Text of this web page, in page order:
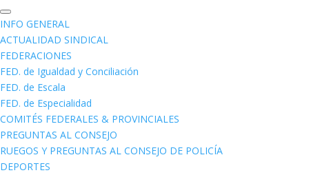
INFO GENERAL
ACTUALIDAD SINDICAL
FEDERACIONES
FED. de Igualdad y Conciliación
FED. de Escala
FED. de Especialidad
COMITÉS FEDERALES & PROVINCIALES
PREGUNTAS AL CONSEJO
RUEGOS Y PREGUNTAS AL CONSEJO DE POLICÍA
DEPORTES